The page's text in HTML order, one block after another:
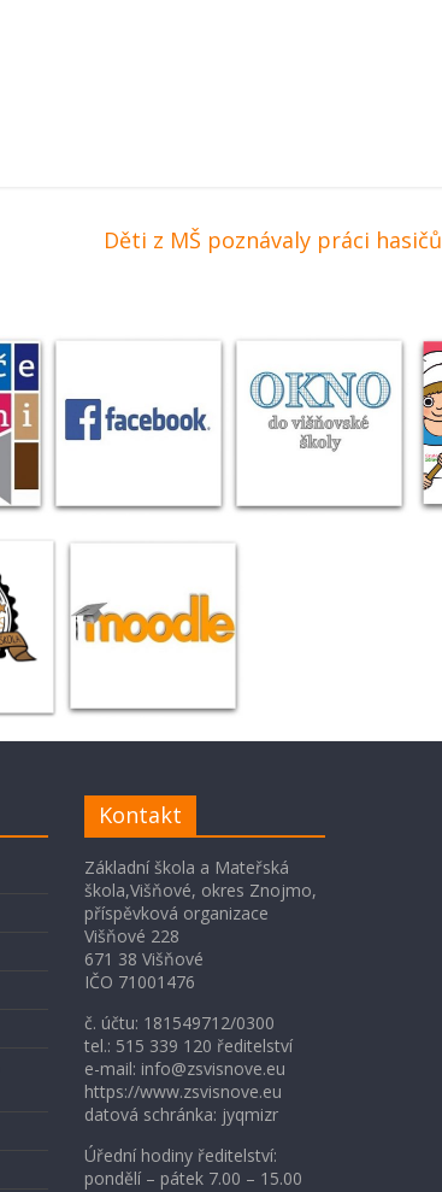
Děti z MŠ poznávaly práci hasičů
Kontakt
Základní škola a Mateřská
škola,Višňové, okres Znojmo,
příspěvková organizace
Višňové 228
671 38 Višňové
IČO 71001476
č. účtu: 181549712/0300
tel.: 515 339 120 ředitelství
e-mail: info@zsvisnove.eu
https://www.zsvisnove.eu
datová schránka: jyqmizr
Úřední hodiny ředitelství:
pondělí – pátek 7.00 – 15.00